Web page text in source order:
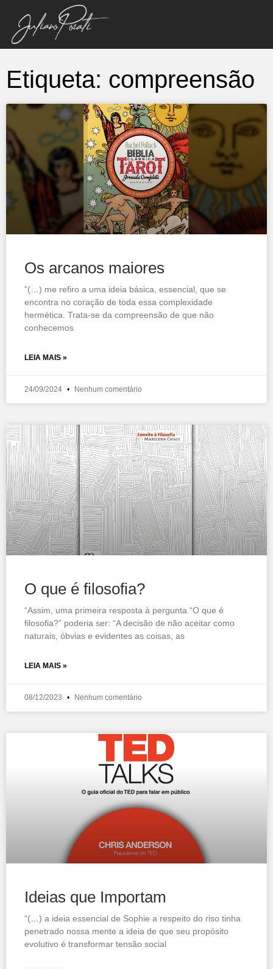
Etiqueta: compreensão
Os arcanos maiores
“(…) me refiro a uma ideia básica, essencial, que se
encontra no coração de toda essa complexidade
hermética. Trata-se da compreensão de que não
conhecemos
LEIA MAIS »
24/09/2024 Nenhum comentário
O que é filosofia?
“Assim, uma primeira resposta à pergunta “O que é
filosofia?” poderia ser: “A decisão de não aceitar como
naturais, óbvias e evidentes as coisas, as
LEIA MAIS »
08/12/2023 Nenhum comentário
Ideias que Importam
“(…) a ideia essencial de Sophie a respeito do riso tinha
penetrado nossa mente a ideia de que seu propósito
evolutivo é transformar tensão social